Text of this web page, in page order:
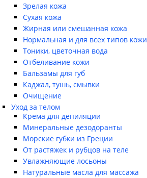
Зрелая кожа
Сухая кожа
Жирная или смешанная кожа
Нормальная и для всех типов кожи
Тоники, цветочная вода
Отбеливание кожи
Бальзамы для губ
Каджал, тушь, смывки
Очищение
Уход за телом
Крема для депиляции
Минеральные дезодоранты
Морские губки из Греции
От растяжек и рубцов на теле
Увлажняющие лосьоны
Натуральные масла для массажа